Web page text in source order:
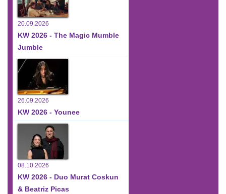
20.09.2026
KW 2026 - The Magic Mumble
Jumble
26.09.2026
KW 2026 - Younee
08.10.2026
KW 2026 - Duo Murat Coskun
& Beatriz Picas